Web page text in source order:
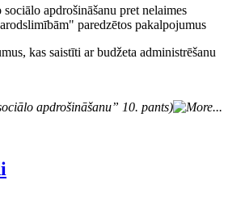
apdrošināšanu pret nelaimes
paredzētos pakalpojumus
kas saistīti ar budžeta administrēšanu
apdrošināšanu” 10. pants)